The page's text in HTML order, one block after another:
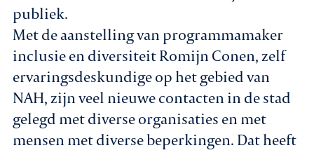
publiek.
Met de aanstelling van programmamaker
inclusie en diversiteit Romijn Conen, zelf
ervaringsdeskundige op het gebied van
NAH, zijn veel nieuwe contacten in de stad
gelegd met diverse organisaties en met
mensen met diverse beperkingen. Dat heeft